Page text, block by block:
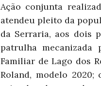
Ação conjunta
atendeu pleito da
da Serraria, aos dois
patrulha
Familiar de Lago dos
Roland, modelo